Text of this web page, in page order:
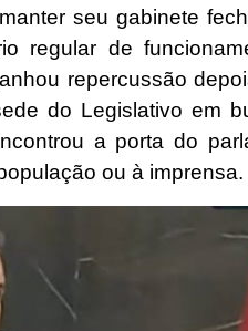
seu gabinete
regular de
repercussão
do Legislativo em
a porta do
ou à imprensa.